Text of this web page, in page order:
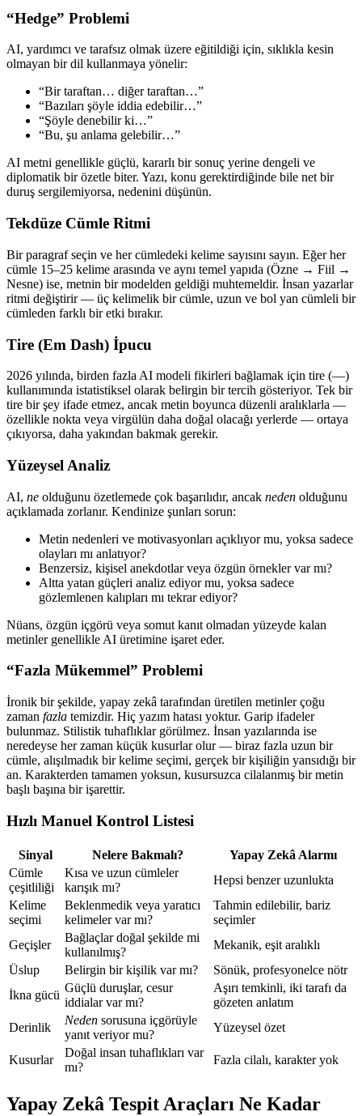
“Hedge” Problemi
AI, yardımcı ve tarafsız olmak üzere eğitildiği için, sıklıkla kesin
olmayan bir dil kullanmaya yönelir:
“Bir taraftan… diğer taraftan…”
“Bazıları şöyle iddia edebilir…”
“Şöyle denebilir ki…”
“Bu, şu anlama gelebilir…”
AI metni genellikle güçlü, kararlı bir sonuç yerine dengeli ve
diplomatik bir özetle biter. Yazı, konu gerektirdiğinde bile net bir
duruş sergilemiyorsa, nedenini düşünün.
Tekdüze Cümle Ritmi
Bir paragraf seçin ve her cümledeki kelime sayısını sayın. Eğer her
cümle 15–25 kelime arasında ve aynı temel yapıda (Özne → Fiil →
Nesne) ise, metnin bir modelden geldiği muhtemeldir. İnsan yazarlar
ritmi değiştirir — üç kelimelik bir cümle, uzun ve bol yan cümleli bir
cümleden farklı bir etki bırakır.
Tire (Em Dash) İpucu
2026 yılında, birden fazla AI modeli fikirleri bağlamak için tire (—)
kullanımında istatistiksel olarak belirgin bir tercih gösteriyor. Tek bir
tire bir şey ifade etmez, ancak metin boyunca düzenli aralıklarla —
özellikle nokta veya virgülün daha doğal olacağı yerlerde — ortaya
çıkıyorsa, daha yakından bakmak gerekir.
Yüzeysel Analiz
AI, ne olduğunu özetlemede çok başarılıdır, ancak neden olduğunu
açıklamada zorlanır. Kendinize şunları sorun:
Metin nedenleri ve motivasyonları açıklıyor mu, yoksa sadece
olayları mı anlatıyor?
Benzersiz, kişisel anekdotlar veya özgün örnekler var mı?
Altta yatan güçleri analiz ediyor mu, yoksa sadece
gözlemlenen kalıpları mı tekrar ediyor?
Nüans, özgün içgörü veya somut kanıt olmadan yüzeyde kalan
metinler genellikle AI üretimine işaret eder.
“Fazla Mükemmel” Problemi
İronik bir şekilde, yapay zekâ tarafından üretilen metinler çoğu
zaman fazla temizdir. Hiç yazım hatası yoktur. Garip ifadeler
bulunmaz. Stilistik tuhaflıklar görülmez. İnsan yazılarında ise
neredeyse her zaman küçük kusurlar olur — biraz fazla uzun bir
cümle, alışılmadık bir kelime seçimi, gerçek bir kişiliğin yansıdığı bir
an. Karakterden tamamen yoksun, kusursuzca cilalanmış bir metin
başlı başına bir işarettir.
Hızlı Manuel Kontrol Listesi
Sinyal Nelere Bakmalı?
Yapay Zekâ Alarmı
Cümle
çeşitliliği
Kısa ve uzun cümleler
karışık mı?
Hepsi benzer uzunlukta
Kelime
seçimi
Beklenmedik veya yaratıcı
kelimeler var mı?
Tahmin edilebilir, bariz
seçimler
Geçişler
Bağlaçlar doğal şekilde mi
kullanılmış?
Mekanik, eşit aralıklı
Üslup
Belirgin bir kişilik var mı?
Sönük, profesyonelce nötr
İkna gücü
Güçlü duruşlar, cesur
iddialar var mı?
Aşırı temkinli, iki tarafı da
gözeten anlatım
Derinlik
Neden sorusuna içgörüyle
yanıt veriyor mu?
Yüzeysel özet
Kusurlar
Doğal insan tuhaflıkları var
mı?
Fazla cilalı, karakter yok
Yapay Zekâ Tespit Araçları Ne Kadar